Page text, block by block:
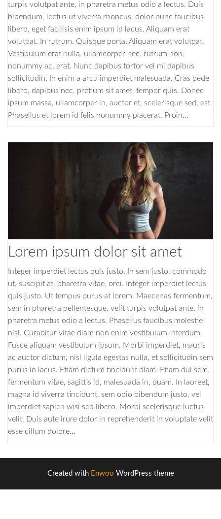
turpis volutpat ante, in pharetra metus odio a lectus. Duis
bibendum, lectus ut viverra rhoncus, dolor nunc faucibus
libero, eget facilisis enim ipsum id lacus. Aliquam erat
volutpat. In rutrum. Quisque porta. Aliquam erat volutpat.
Vestibulum erat nulla, ullamcorper nec, rutrum non,
nonummy ac, erat. Nunc dapibus tortor vel mi dapibus
sollicitudin. In enim a arcu imperdiet malesuada. Cras pede
libero, dapibus nec, pretium sit amet, tempor quis. Donec
ipsum massa, ullamcorper in, auctor et, scelerisque sed, est.
Phasellus et lorem id felis nonummy placerat. Proin…
Lorem ipsum dolor sit amet
Integer imperdiet lectus quis justo. In sem justo, commodo
ut, suscipit at, pharetra vitae, orci. Integer imperdiet lectus
quis justo. Ut tempus purus at lorem. Maecenas fermentum,
sem in pharetra pellentesque, velit turpis volutpat ante, in
pharetra metus odio a lectus. Phasellus faucibus molestie
nisl. Curabitur vitae diam non enim vestibulum interdum.
Fusce aliquam vestibulum ipsum. Morbi imperdiet, mauris
ac auctor dictum, nisl ligula egestas nulla, et sollicitudin sem
purus in lacus. Etiam dictum tincidunt diam. Etiam dui sem,
fermentum vitae, sagittis id, malesuada in, quam. In laoreet,
magna id viverra tincidunt, sem odio bibendum justo, vel
imperdiet sapien wisi sed libero. Morbi scelerisque luctus
velit. Duis aute irure dolor in reprehenderit in voluptate velit
esse cillum dolore…
Created with Enwoo WordPress theme